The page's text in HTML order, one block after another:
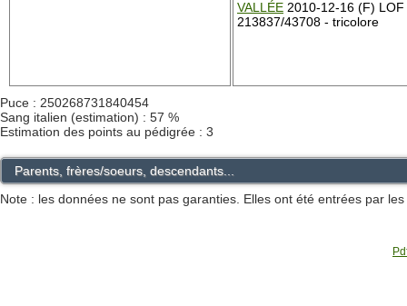
VALLÉE 2010-12-16 (F) LOF
213837/43708 - tricolore
Puce : 250268731840454
Sang italien (estimation) : 57 %
Estimation des points au pédigrée : 3
Parents, frères/soeurs, descendants...
Note : les données ne sont pas garanties. Elles ont été entrées par